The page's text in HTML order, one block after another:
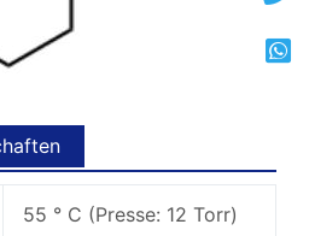
55 ° C (Presse: 12 Torr)